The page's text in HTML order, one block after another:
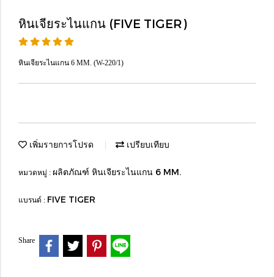
หินเจียระไนแกน (FIVE TIGER)
หินเจียระไนแกน 6 MM. (W-220/1)
เพิ่มรายการโปรด เปรียบเทียบ
หมวดหมู่ : ผลิตภัณฑ์ หินเจียระไนแกน 6 MM.
แบรนด์ : FIVE TIGER
Share